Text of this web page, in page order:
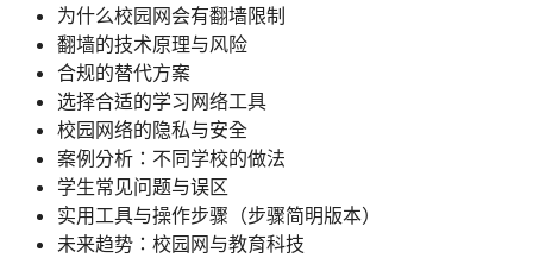
为什么校园网会有翻墙限制
翻墙的技术原理与风险
合规的替代方案
选择合适的学习网络工具
校园网络的隐私与安全
案例分析：不同学校的做法
学生常见问题与误区
实用工具与操作步骤（步骤简明版本）
未来趋势：校园网与教育科技